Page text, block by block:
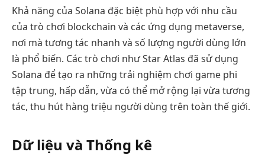
Khả năng của Solana đặc biệt phù hợp với nhu cầu
của trò chơi blockchain và các ứng dụng metaverse,
nơi mà tương tác nhanh và số lượng người dùng lớn
là phổ biến. Các trò chơi như Star Atlas đã sử dụng
Solana để tạo ra những trải nghiệm chơi game phi
tập trung, hấp dẫn, vừa có thể mở rộng lại vừa tương
tác, thu hút hàng triệu người dùng trên toàn thế giới.
Dữ liệu và Thống kê